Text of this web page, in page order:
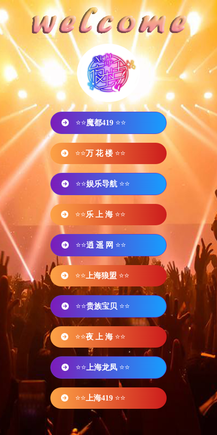
⭐⭐魔都419 ⭐⭐
⭐⭐万 花 楼 ⭐⭐
⭐⭐娱乐导航 ⭐⭐
⭐⭐乐 上 海 ⭐⭐
⭐⭐逍 遥 网 ⭐⭐
⭐⭐ 上海狼盟 ⭐⭐
⭐⭐贵族宝贝 ⭐⭐
⭐⭐夜 上 海 ⭐⭐
⭐⭐ 上海龙凤 ⭐⭐
⭐⭐ 上海419 ⭐⭐